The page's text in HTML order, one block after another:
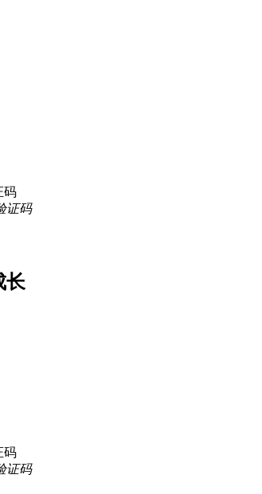
码
证码
长
码
证码